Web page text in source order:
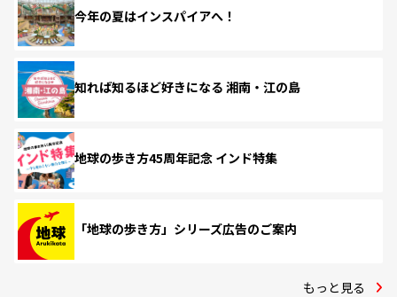
今年の夏はインスパイアへ！
知れば知るほど好きになる 湘南・江の島
地球の歩き方45周年記念 インド特集
「地球の歩き方」シリーズ広告のご案内
もっと見る